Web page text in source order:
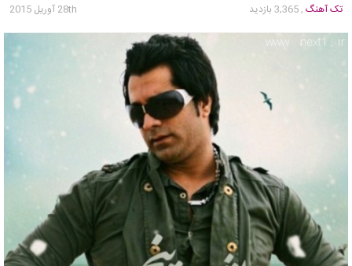
تک آهنگ , 3,365 بازدید 28th آوریل 2015